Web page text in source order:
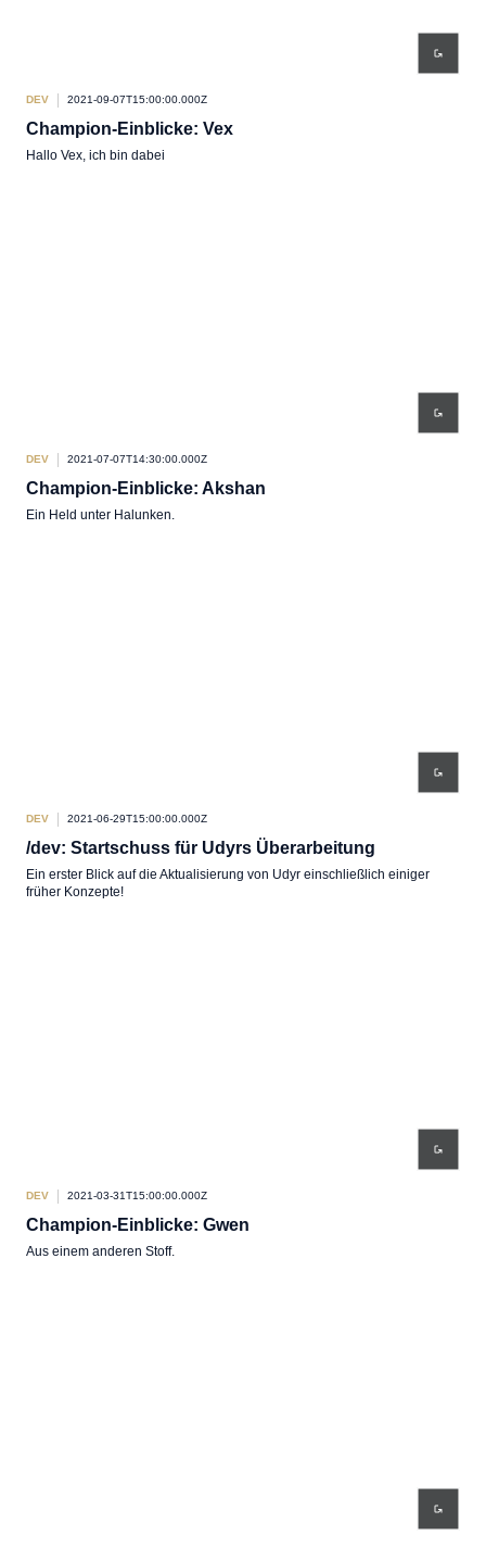
DEV 2021-09-07T15:00:00.000Z
Champion-Einblicke: Vex
Hallo Vex, ich bin dabei
DEV 2021-07-07T14:30:00.000Z
Champion-Einblicke: Akshan
Ein Held unter Halunken.
DEV 2021-06-29T15:00:00.000Z
/dev: Startschuss für Udyrs Überarbeitung
Ein erster Blick auf die Aktualisierung von Udyr einschließlich einiger
früher Konzepte!
DEV 2021-03-31T15:00:00.000Z
Champion-Einblicke: Gwen
Aus einem anderen Stoff.